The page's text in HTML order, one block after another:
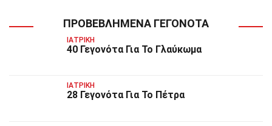
ΠΡΟΒΕΒΛΗΜΈΝΑ ΓΕΓΟΝΌΤΑ
ΙΑΤΡΙΚΉ
40 Γεγονότα Για Το Γλαύκωμα
ΙΑΤΡΙΚΉ
28 Γεγονότα Για Το Πέτρα